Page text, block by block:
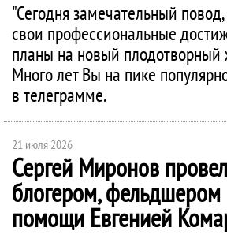
"Сегодня замечательный
свои профессиональные
планы на новый плодотворный
Много лет Вы на пике
в телеграмме.
21 июля 2026
Сергей Миронов
блогером, фельдшером
помощи Евгенией